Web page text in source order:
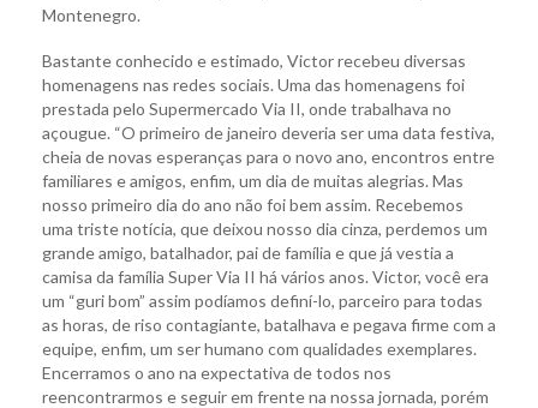
Montenegro.
Bastante conhecido e estimado, Victor recebeu diversas
homenagens nas redes sociais. Uma das homenagens foi
prestada pelo Supermercado Via II, onde trabalhava no
açougue. “O primeiro de janeiro deveria ser uma data festiva,
cheia de novas esperanças para o novo ano, encontros entre
familiares e amigos, enfim, um dia de muitas alegrias. Mas
nosso primeiro dia do ano não foi bem assim. Recebemos
uma triste notícia, que deixou nosso dia cinza, perdemos um
grande amigo, batalhador, pai de família e que já vestia a
camisa da família Super Via II há vários anos. Victor, você era
um “guri bom” assim podíamos definí-lo, parceiro para todas
as horas, de riso contagiante, batalhava e pegava firme com a
equipe, enfim, um ser humano com qualidades exemplares.
Encerramos o ano na expectativa de todos nos
reencontrarmos e seguir em frente na nossa jornada, porém